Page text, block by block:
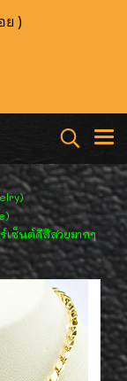
ย )
เซ็นต์ดีสีสวยมากๆ